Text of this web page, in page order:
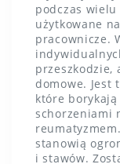
podczas
użytkowane
pracownicze.
przeszkodzie,
domowe. Jest
które
schorzeniami
stanowią
i stawów.